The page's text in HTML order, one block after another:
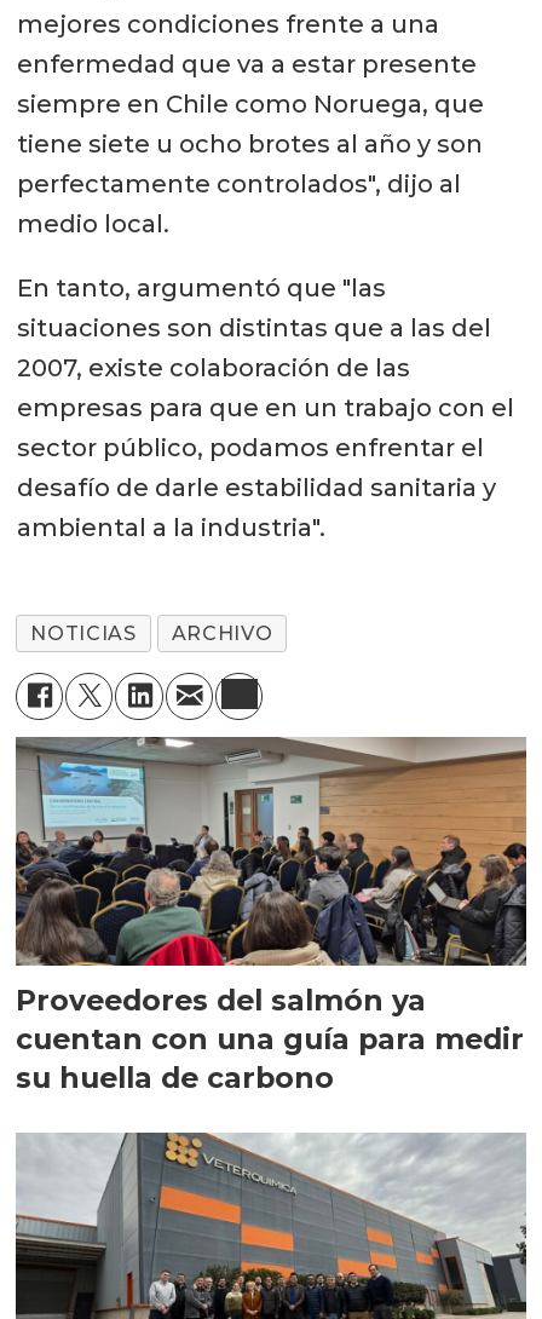
mejores condiciones frente a una
enfermedad que va a estar presente
siempre en Chile como Noruega, que
tiene siete u ocho brotes al año y son
perfectamente controlados", dijo al
medio local.
En tanto, argumentó que "las
situaciones son distintas que a las del
2007, existe colaboración de las
empresas para que en un trabajo con el
sector público, podamos enfrentar el
desafío de darle estabilidad sanitaria y
ambiental a la industria".
NOTICIAS ARCHIVO
Proveedores del salmón ya
cuentan con una guía para medir
su huella de carbono